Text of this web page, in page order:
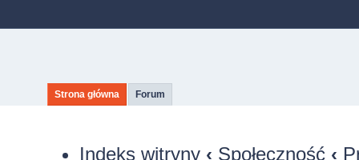
Strona główna Forum
Indeks witryny ‹ Społeczność ‹